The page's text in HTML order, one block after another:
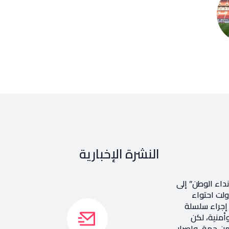
الوطن” إلى
احتواء
إجراء سلسلة
لكن
النشرة الإخبارية